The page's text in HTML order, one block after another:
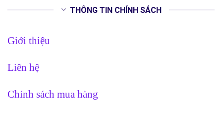
THÔNG TIN CHÍNH SÁCH
Giới thiệu
Liên hệ
Chính sách mua hàng